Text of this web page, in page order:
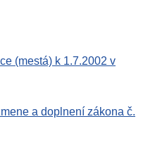
(mestá) k 1.7.2002 v
a doplnení zákona č.